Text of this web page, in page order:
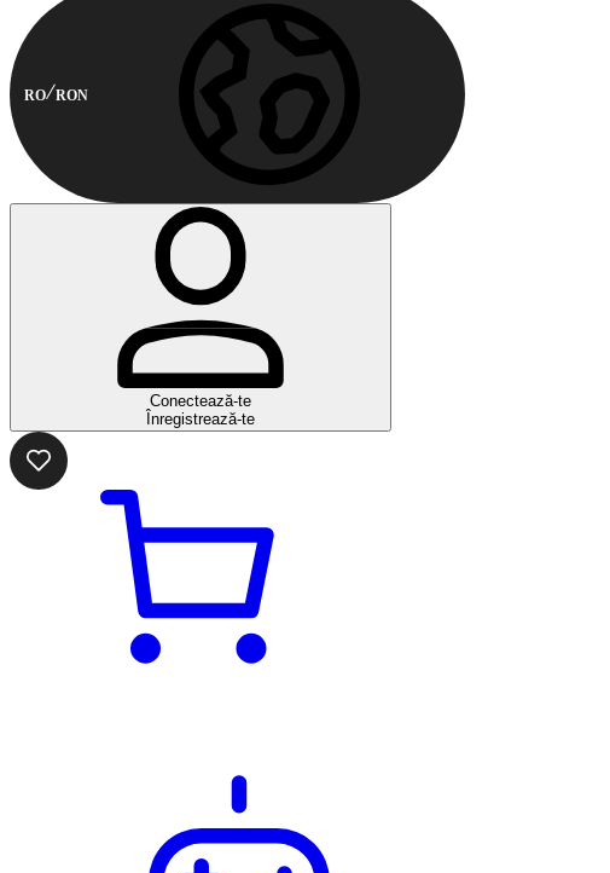
RO RON
Conectează-te
Înregistrează-te